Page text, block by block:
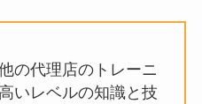
の代理店のトレーニ
いレベルの知識と技